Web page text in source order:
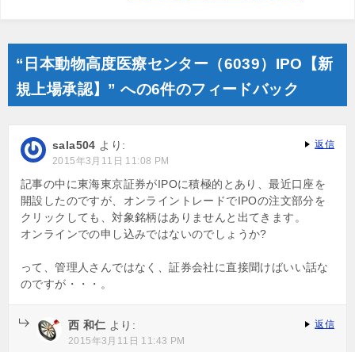
“日本動物高度医療センター（6039）IPO【新
規上場承認】” への6件のフィードバック
sala504 より:
2015年3月11日 11:08 PM
記事の中に東海東京証券がIPOに積極的とあり、最近口座を
開設したのですが、オンライントレードでIPOの注文部分を
クリックしても、対象銘柄はありませんと出てきます。
オンラインでの申し込みではないのでしょうか?
って、管理人さんではなく、証券会社に直接聞けばいい話な
のですが・・・。
返信
西 和仁 より:
2015年3月11日 11:43 PM
返信